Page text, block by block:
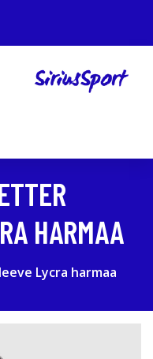
HARMAA
Lycra harmaa